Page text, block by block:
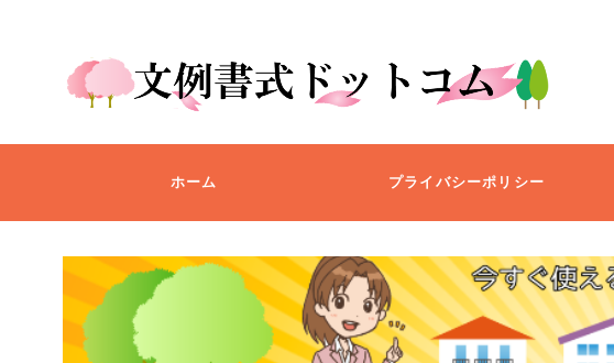
ホーム プライバシーポリシー